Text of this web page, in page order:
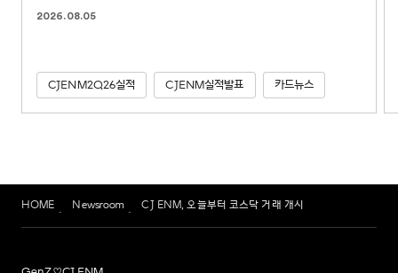
2026.08.05
CJENM2Q26실적 CJENM실적발표 카드뉴스
HOME Newsroom CJ ENM, 오늘부터 코스닥 거래 개시